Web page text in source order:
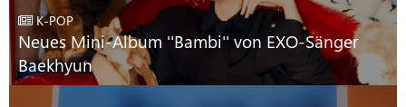
K-POP
Neues Mini-Album ''Bambi'' von EXO-Sänger
Baekhyun